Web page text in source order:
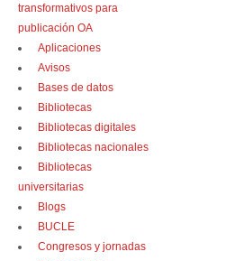
transformativos para
publicación OA
Aplicaciones
Avisos
Bases de datos
Bibliotecas
Bibliotecas digitales
Bibliotecas nacionales
Bibliotecas
universitarias
Blogs
BUCLE
Congresos y jornadas